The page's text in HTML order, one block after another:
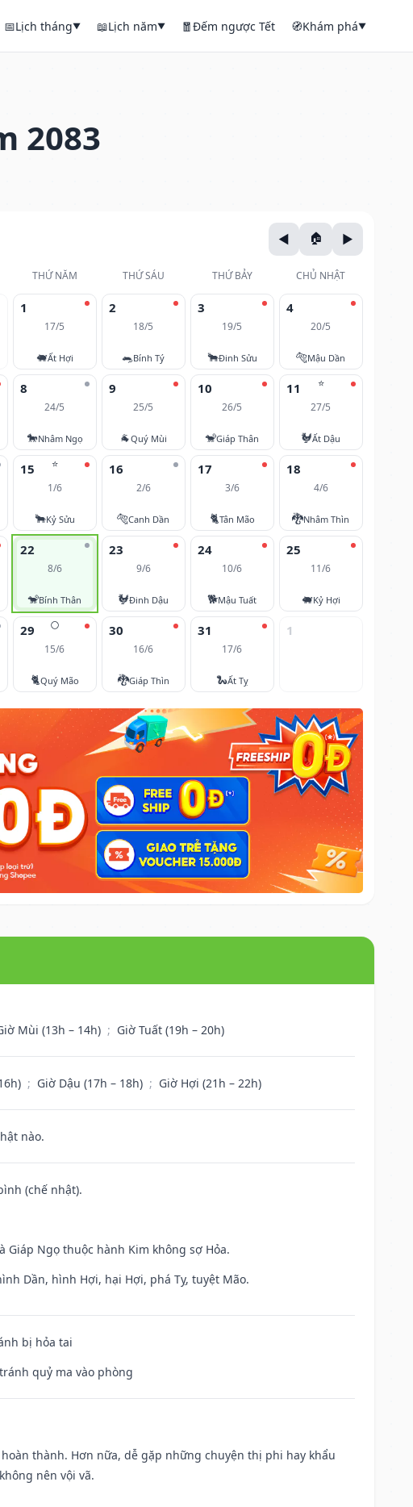
📅Lịch tháng▼ 📖Lịch năm▼ 🧧Đếm ngược Tết 🧭Khám phá▼
2083
THỨ NĂM THỨ SÁU THỨ BẢY CHỦ NHẬT
1
17/5
🐖Ất Hợi
2
18/5
🐀Bính Tý
3
19/5
🐂Đinh Sửu
4
20/5
🐅Mậu Dần
8
24/5
🐎Nhâm Ngọ
9
25/5
🐐Quý Mùi
10
26/5
🐒Giáp Thân
⭐
11
27/5
🐓Ất Dậu
⭐
15
1/6
🐂Kỷ Sửu
16
2/6
🐅Canh Dần
17
3/6
🐈Tân Mão
18
4/6
🐉Nhâm Thìn
22
8/6
🐒Bính Thân
23
9/6
🐓Đinh Dậu
24
10/6
🐕Mậu Tuất
25
11/6
🐖Kỷ Hợi
🌕
29
15/6
🐈Quý Mão
30
16/6
🐉Giáp Thìn
31
17/6
🐍Ất Tỵ
1
Mùi (13h – 14h) ; Giờ Tuất (19h – 20h)
; Giờ Dậu (17h – 18h) ; Giờ Hợi (21h – 22h)
nào.
(chế nhật).
Giáp Ngọ thuộc hành Kim không sợ Hỏa.
Dần, hình Hợi, hại Hợi, phá Tỵ, tuyệt Mão.
bị hỏa tai
quỷ ma vào phòng
thành. Hơn nữa, dễ gặp những chuyện thị phi hay khẩu
nên vội vã.